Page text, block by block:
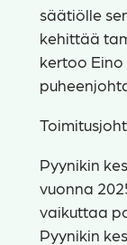
säätiölle
kehittää
kertoo
Pyynikin
vuonna
vaikuttaa
Pyynikin